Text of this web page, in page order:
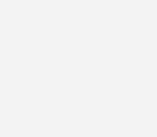
für die
nur Kostenersparnis,
auch in
nach Marktanreizen im
Energieversorger